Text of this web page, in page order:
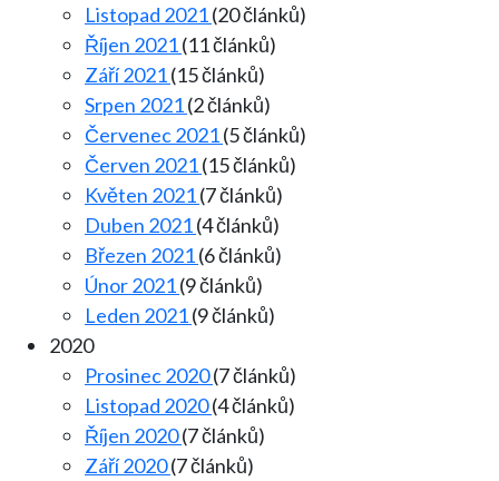
Listopad 2021(20 článků)
Říjen 2021(11 článků)
Září 2021(15 článků)
Srpen 2021(2 článků)
Červenec 2021(5 článků)
Červen 2021(15 článků)
Květen 2021(7 článků)
Duben 2021(4 článků)
Březen 2021(6 článků)
Únor 2021(9 článků)
Leden 2021(9 článků)
2020
Prosinec 2020(7 článků)
Listopad 2020(4 článků)
Říjen 2020(7 článků)
Září 2020(7 článků)